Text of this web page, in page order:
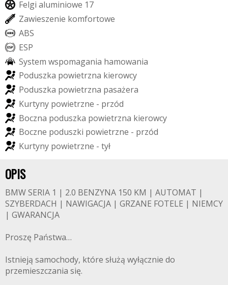
Felgi aluminiowe 17
Zawieszenie komfortowe
ABS
ESP
System wspomagania hamowania
Poduszka powietrzna kierowcy
Poduszka powietrzna pasażera
Kurtyny powietrzne - przód
Boczna poduszka powietrzna kierowcy
Boczne poduszki powietrzne - przód
Kurtyny powietrzne - tył
OPIS
BMW SERIA 1 | 2.0 BENZYNA 150 KM | AUTOMAT |
SZYBERDACH | NAWIGACJA | GRZANE FOTELE | NIEMCY
| GWARANCJA
Proszę Państwa…
Istnieją samochody, które służą wyłącznie do
przemieszczania się.